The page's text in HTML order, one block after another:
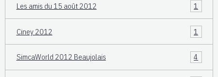
Les amis du 15 août 2012 1
Ciney 2012 1
SimcaWorld 2012 Beaujolais 4